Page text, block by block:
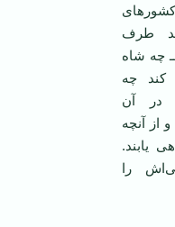
طرف
چه شاه
کند چه
در آن
از آنچه
یابند.
را